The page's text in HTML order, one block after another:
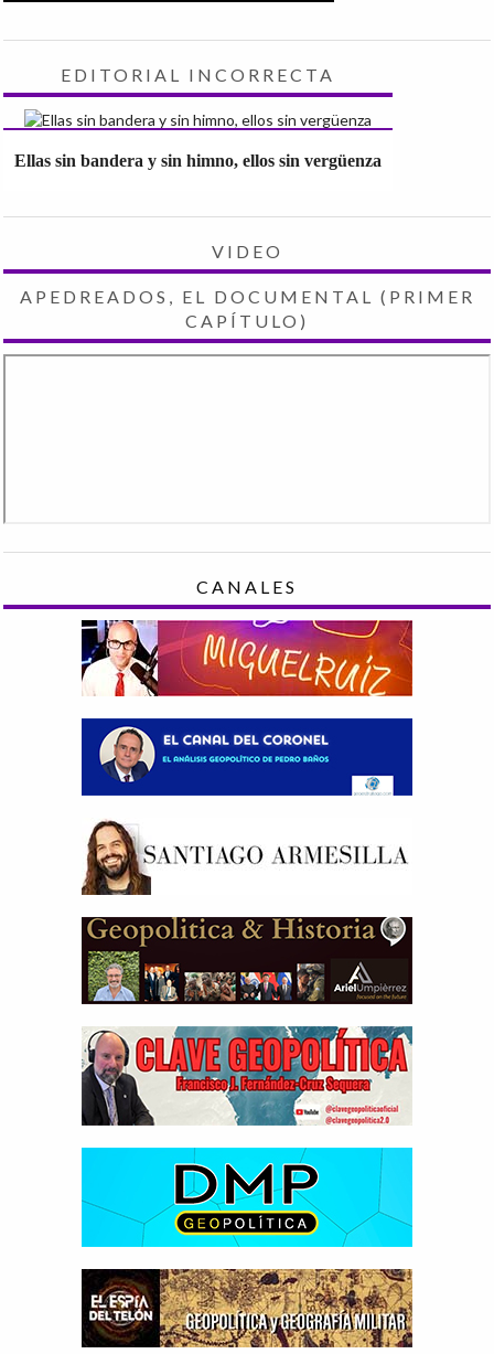
EDITORIAL INCORRECTA
Ellas sin bandera y sin himno, ellos sin vergüenza
VIDEO
APEDREADOS, EL DOCUMENTAL (PRIMER
CAPÍTULO)
CANALES